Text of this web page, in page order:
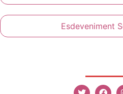
Esdeveniment